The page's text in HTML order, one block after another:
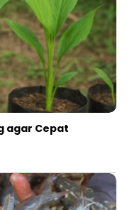
agar Cepat